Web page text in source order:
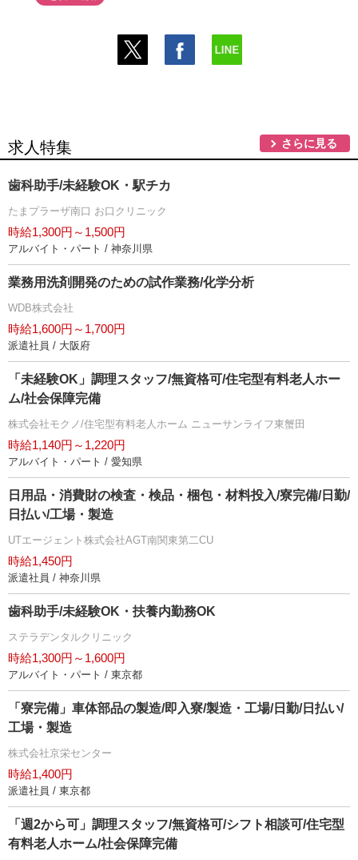
求人特集 さらに見る
歯科助手/未経験OK・駅チカ
たまプラーザ南口 お口クリニック
時給1,300円～1,500円
アルバイト・パート / 神奈川県
業務用洗剤開発のための試作業務/化学分析
WDB株式会社
時給1,600円～1,700円
派遣社員 / 大阪府
「未経験OK」調理スタッフ/無資格可/住宅型有料老人ホー
ム/社会保障完備
株式会社モクノ/住宅型有料老人ホーム ニューサンライフ東蟹田
時給1,140円～1,220円
アルバイト・パート / 愛知県
日用品・消費財の検査・検品・梱包・材料投入/寮完備/日勤/
日払い/工場・製造
UTエージェント株式会社AGT南関東第二CU
時給1,450円
派遣社員 / 神奈川県
歯科助手/未経験OK・扶養内勤務OK
ステラデンタルクリニック
時給1,300円～1,600円
アルバイト・パート / 東京都
「寮完備」車体部品の製造/即入寮/製造・工場/日勤/日払い/
工場・製造
株式会社京栄センター
時給1,400円
派遣社員 / 東京都
「週2から可」調理スタッフ/無資格可/シフト相談可/住宅型
有料老人ホーム/社会保障完備